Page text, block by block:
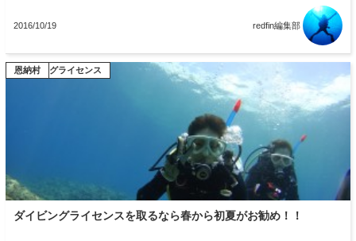
2016/10/19 redfin編集部
ダイビングライセンスを取るなら春から初夏がお勧め！！
ダイビングライセンス
恩納村